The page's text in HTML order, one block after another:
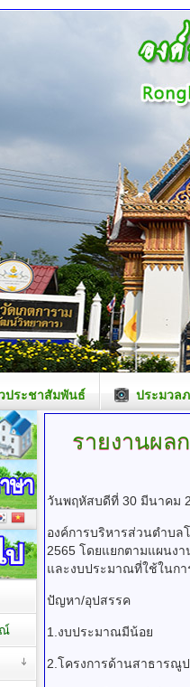
ประชาสัมพันธ์ ประมวล
รายงานผล
วันพฤหัสบดีที่ 30 มีนาคม
องค์การบริหารส่วนตำบล
2565 โดยแยกตามแผนง
และงบประมาณที่ใช้ในกา
ปัญหา/อุปสรรค
1.งบประมาณมีน้อย
2.โครงการด้านสาธารณู